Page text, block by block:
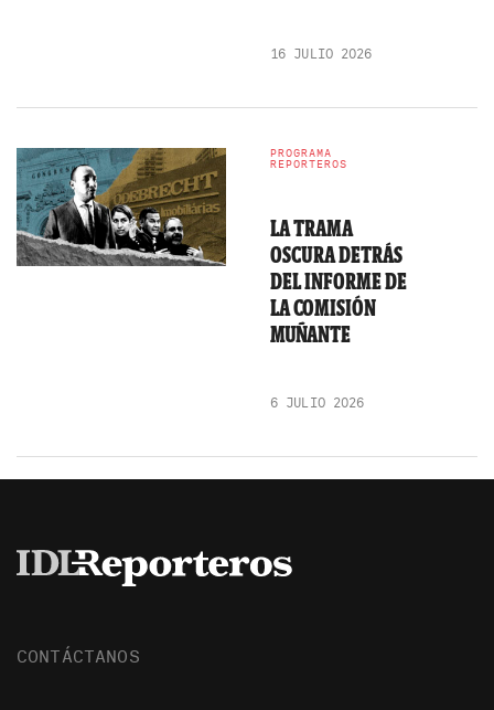
16 JULIO 2026
PROGRAMA
REPORTEROS
LA TRAMA
OSCURA DETRÁS
DEL INFORME DE
LA COMISIÓN
MUÑANTE
6 JULIO 2026
CONTÁCTANOS